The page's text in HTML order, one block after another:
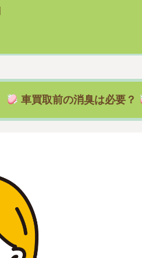
車買取前の消臭は必要？